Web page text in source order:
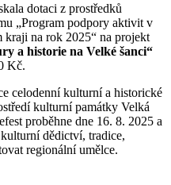
dotaci z prostředků
„Program podpory aktivit v
na rok 2025“ na projekt
a historie na Velké šanci“
Kč.
celodenní kulturní a historické
kulturní památky Velká
proběhne dne 16. 8. 2025 a
dědictví, tradice,
regionální umělce.